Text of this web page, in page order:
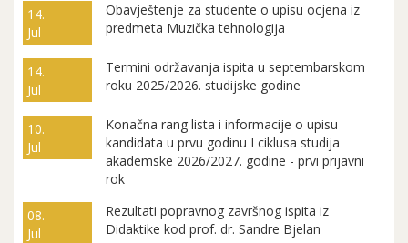
14.
Jul
Obavještenje za studente o upisu ocjena iz
predmeta Muzička tehnologija
14.
Jul
Termini održavanja ispita u septembarskom
roku 2025/2026. studijske godine
10.
Jul
Konačna rang lista i informacije o upisu
kandidata u prvu godinu I ciklusa studija
akademske 2026/2027. godine - prvi prijavni
rok
08.
Jul
Rezultati popravnog završnog ispita iz
Didaktike kod prof. dr. Sandre Bjelan